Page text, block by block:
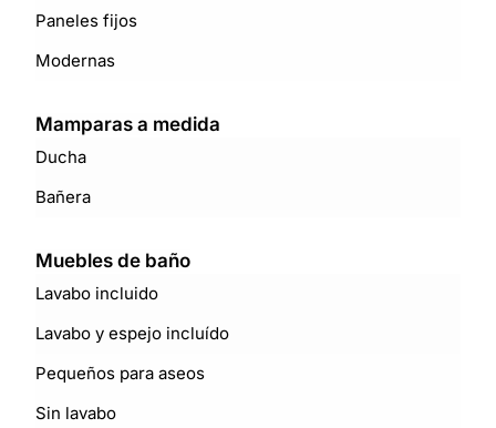
Paneles fijos
Modernas
Mamparas a medida
Ducha
Bañera
Muebles de baño
Lavabo incluido
Lavabo y espejo incluído
Pequeños para aseos
Sin lavabo